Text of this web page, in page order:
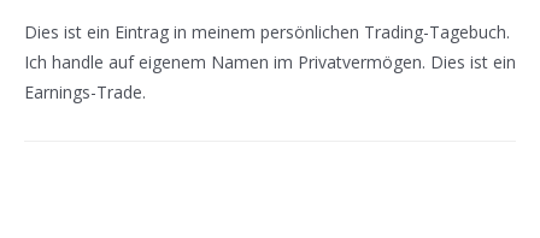
Dies ist ein Eintrag in meinem persönlichen Trading-Tagebuch.
Ich handle auf eigenem Namen im Privatvermögen. Dies ist ein
Earnings-Trade.